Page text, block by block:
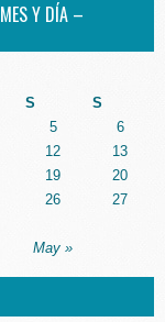
Y DÍA –
S S
May »
5
6
12
13
19
20
26
27